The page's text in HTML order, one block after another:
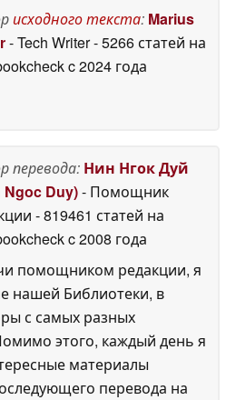
исходного текста: Marius
- Tech Writer- 5266 статей на
c 2024 года
перевода: Нин Нгок Дуй
Ngoc Duy)- Помощник
- 819461 статей на
c 2008 года
помощником редакции, я
нашей Библиотеки, в
с самых разных
этого, каждый день я
материалы
перевода на